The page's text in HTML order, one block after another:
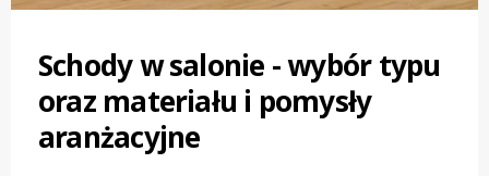
Schody‌ ‌w‌ ‌salonie‌ ‌-‌ ‌wybór‌ ‌typu‌
‌oraz‌ ‌materiału‌ ‌i‌ ‌pomysły‌
‌aranżacyjne‌